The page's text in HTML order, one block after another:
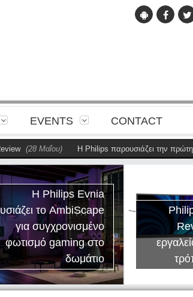
EVENTS CONTACT
(28 Μαΐου) Η Philips παρουσιάζει την πρώτη
Η Philips Evnia
το AmbiScape
για συγχρονισμένο
φωτισμό gaming στο
δωμάτιο